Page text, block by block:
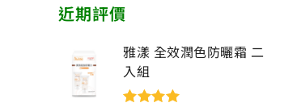
近期評價
雅漾 全效潤色防曬霜 二
入組